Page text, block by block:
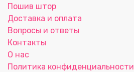
Пошив штор
Доставка и оплата
Вопросы и ответы
Контакты
О нас
Политика конфиденциальности